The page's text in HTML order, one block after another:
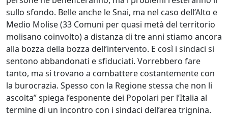
sullo sfondo. Belle anche le Snai, ma nel caso dell’Alto e
Medio Molise (33 Comuni per quasi metà del territorio
molisano coinvolto) a distanza di tre anni stiamo ancora
alla bozza della bozza dell’intervento. E così i sindaci si
sentono abbandonati e sfiduciati. Vorrebbero fare
tanto, ma si trovano a combattere costantemente con
la burocrazia. Spesso con la Regione stessa che non li
ascolta” spiega l’esponente dei Popolari per l’Italia al
termine di un incontro con i sindaci dell’area trignina.